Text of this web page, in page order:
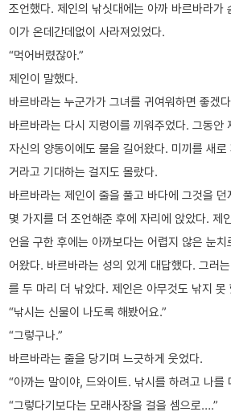
조언했다. 제인의 낚싯대에는 아까 바르바라가
이가 온데간데없이 사라져있었다.
“먹어버렸잖아.”
제인이 말했다.
바르바라는 누군가가 그녀를 귀여워하면 좋겠
바르바라는 다시 지렁이를 끼워주었다. 그동안
자신의 양동이에도 물을 길어왔다. 미끼를 새
거라고 기대하는 걸지도 몰랐다.
바르바라는 제인이 줄을 풀고 바다에 그것을
몇 가지를 더 조언해준 후에 자리에 앉았다. 제
언을 구한 후에는 아까보다는 어렵지 않은 눈
어왔다. 바르바라는 성의 있게 대답했다. 그러
를 두 마리 더 낚았다. 제인은 아무것도 낚지 못
“낚시는 신물이 나도록 해봤어요.”
“그렇구나.”
바르바라는 줄을 당기며 느긋하게 웃었다.
“아까는 말이야, 드와이트. 낚시를 하려고 나를
“그렇다기보다는 모래사장을 걸을 셈으로….”